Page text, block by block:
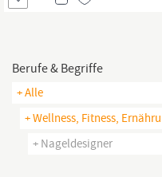
Deutschland. Als Teil unseres
Berufe & Begriffe
+ Alle
+ Wellness, Fitness,
+ Nageldesigner